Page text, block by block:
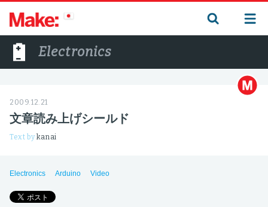
Electronics
2009.12.21
文章読み上げシールド
Text bykanai
Electronics Arduino Video